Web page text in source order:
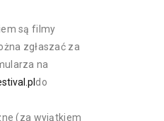
są filmy
zgłaszać za
na
do
(za wyjątkiem